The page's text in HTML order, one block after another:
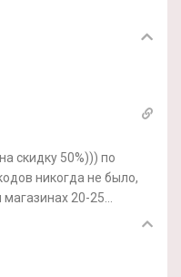
скидку 50%))) по
никогда не было,
20-25…